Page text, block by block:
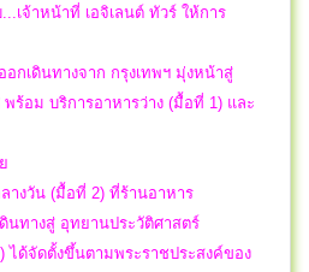
เจ้าหน้าที่ เอจิเลนต์ ทัวร์ ให้การ
กเดินทางจาก กรุงเทพฯ มุ่งหน้าสู่
ร้อม บริการอาหารว่าง (มื้อที่ 1) และ
างวัน (มื้อที่ 2) ที่ร้านอาหาร
นทางสู่ อุทยานประวัติศาสตร์
ได้จัดตั้งขึ้นตามพระราชประสงค์ของ